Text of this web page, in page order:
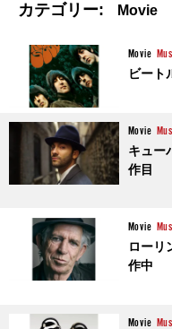
カテゴリー: Movie
Movie
ビート
Movie
キュー
作目
Movie
ローリ
作中
Movie